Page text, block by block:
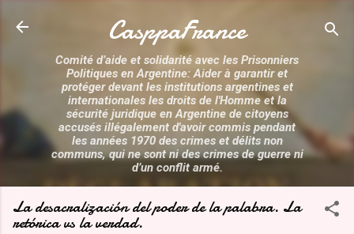
Accéder au contenu principal
CasppaFrance
Comité d’aide et solidarité avec les Prisonniers
Politiques en Argentine: Aider à garantir et
protéger devant les institutions argentines et
internationales les droits de l'Homme et la
sécurité juridique en Argentine de citoyens
accusés illégalement d'avoir commis pendant
les années 1970 des crimes et délits non
communs, qui ne sont ni des crimes de guerre ni
d’un conflit armé.
La desacralización del poder de la palabra. La
retórica vs la verdad.